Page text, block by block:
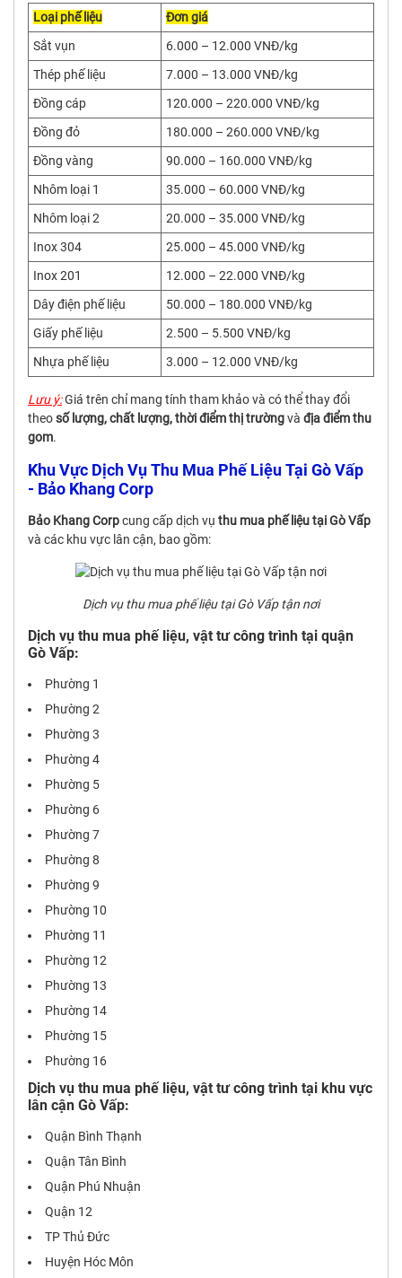
Loại phế liệu
Đơn giá
Sắt vụn
6.000 – 12.000 VNĐ/kg
Thép phế liệu
7.000 – 13.000 VNĐ/kg
Đồng cáp
120.000 – 220.000 VNĐ/kg
Đồng đỏ
180.000 – 260.000 VNĐ/kg
Đồng vàng
90.000 – 160.000 VNĐ/kg
Nhôm loại 1
35.000 – 60.000 VNĐ/kg
Nhôm loại 2
20.000 – 35.000 VNĐ/kg
Inox 304
25.000 – 45.000 VNĐ/kg
Inox 201
12.000 – 22.000 VNĐ/kg
Dây điện phế liệu
50.000 – 180.000 VNĐ/kg
Giấy phế liệu
2.500 – 5.500 VNĐ/kg
Nhựa phế liệu
3.000 – 12.000 VNĐ/kg
Lưu ý:Giá trên chỉ mang tính tham khảo và có thể thay đổi
theosố lượng, chất lượng, thời điểm thị trườngvà địa điểm thu
gom.
Khu Vực Dịch Vụ Thu Mua Phế Liệu Tại Gò Vấp
- Bảo Khang Corp
Bảo Khang Corpcung cấp dịch vụ thu mua phế liệu tại Gò Vấp
và các khu vực lân cận, bao gồm:
Dịch vụ thu mua phế liệu tại Gò Vấp tận nơi
Dịch vụ thu mua phế liệu, vật tư công trình tại quận
Gò Vấp:
Phường 1
Phường 2
Phường 3
Phường 4
Phường 5
Phường 6
Phường 7
Phường 8
Phường 9
Phường 10
Phường 11
Phường 12
Phường 13
Phường 14
Phường 15
Phường 16
Dịch vụ thu mua phế liệu, vật tư công trình tại khu vực
lân cận Gò Vấp:
Quận Bình Thạnh
Quận Tân Bình
Quận Phú Nhuận
Quận 12
TP Thủ Đức
Huyện Hóc Môn